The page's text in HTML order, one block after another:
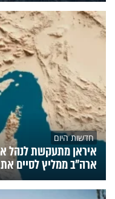
חדשות היום
איראן מתעקשת לנהל
ארה"ב ממליץ לסיים